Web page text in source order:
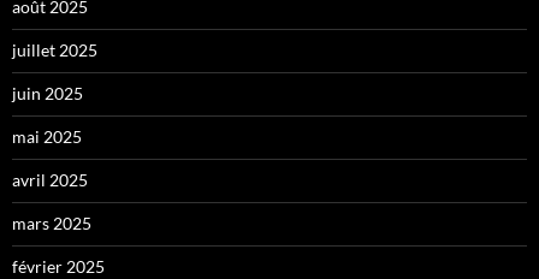
août 2025
juillet 2025
juin 2025
mai 2025
avril 2025
mars 2025
février 2025